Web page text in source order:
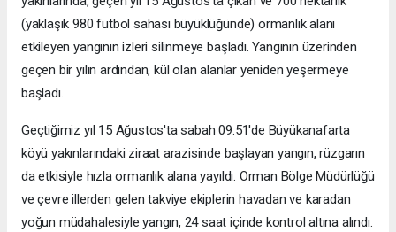
(yaklaşık 980 futbol sahası büyüklüğünde) ormanlık alanı
etkileyen yangının izleri silinmeye başladı. Yangının üzerinden
geçen bir yılın ardından, kül olan alanlar yeniden yeşermeye
başladı.
Geçtiğimiz yıl 15 Ağustos'ta sabah 09.51'de Büyükanafarta
köyü yakınlarındaki ziraat arazisinde başlayan yangın, rüzgarın
da etkisiyle hızla ormanlık alana yayıldı. Orman Bölge Müdürlüğü
ve çevre illerden gelen takviye ekiplerin havadan ve karadan
yoğun müdahalesiyle yangın, 24 saat içinde kontrol altına alındı.